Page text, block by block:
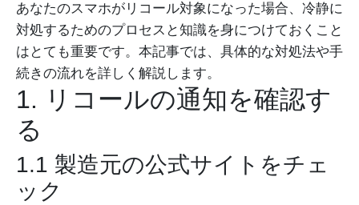
あなたのスマホがリコール対象になった場合、冷静に
対処するためのプロセスと知識を身につけておくこと
はとても重要です。本記事では、具体的な対処法や手
続きの流れを詳しく解説します。
1. リコールの通知を確認す
る
1.1 製造元の公式サイトをチェ
ック